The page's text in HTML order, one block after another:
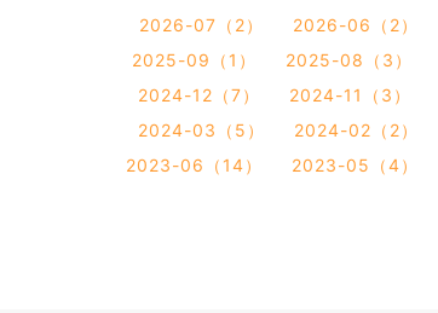
2026-07（2） 2026-06（2）
2025-09（1）
2025-08（3）
2024-12（7）
2024-11（3）
2024-03（5）
2024-02（2）
2023-06（14）
2023-05（4）